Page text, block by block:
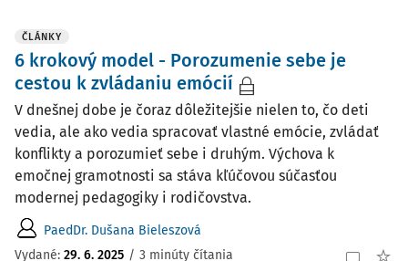
ČLÁNKY
6 krokový model - Porozumenie sebe je
cestou k zvládaniu emócií
V dnešnej dobe je čoraz dôležitejšie nielen to, čo deti
vedia, ale ako vedia spracovať vlastné emócie, zvládať
konflikty a porozumieť sebe i druhým. Výchova k
emočnej gramotnosti sa stáva kľúčovou súčasťou
modernej pedagogiky i rodičovstva.
PaedDr. Dušana Bieleszová
Vydané: 29. 6. 2025 / 3 minúty čítania